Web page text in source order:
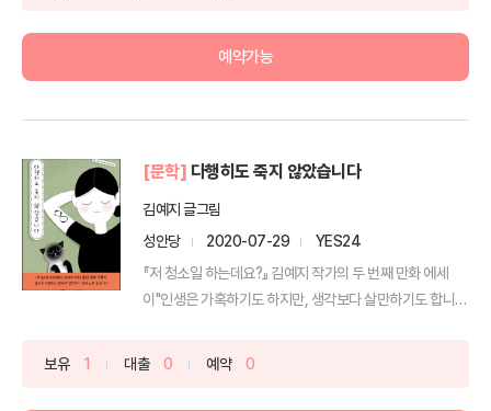
예약가능
[문학] 다행히도 죽지 않았습니다
김예지 글그림
성안당
2020-07-29
YES24
『저 청소일 하는데요?』 김예지 작가의 두 번째 만화 에세
이"인생은 가혹하기도 하지만, 생각보다 살만하기도 합니
보유 1 대출 0 예약 0